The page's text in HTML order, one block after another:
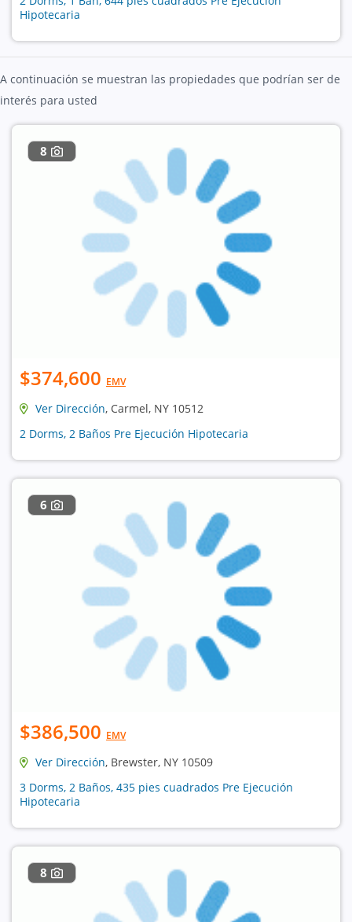
Hipotecaria
A continuación se muestran las propiedades que podrían ser de
interés para usted
8
$374,600 EMV
Ver Dirección, Carmel, NY 10512
2 Dorms, 2 Baños Pre Ejecución Hipotecaria
6
$386,500 EMV
Ver Dirección, Brewster, NY 10509
3 Dorms, 2 Baños, 435 pies cuadrados Pre Ejecución
Hipotecaria
8